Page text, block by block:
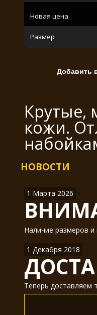
Новая цена
Размер
Крутые,
кожи.
НОВОСТИ
1 Марта 2026
Наличие размеров
1 Декабря 2018
Теперь доставляем